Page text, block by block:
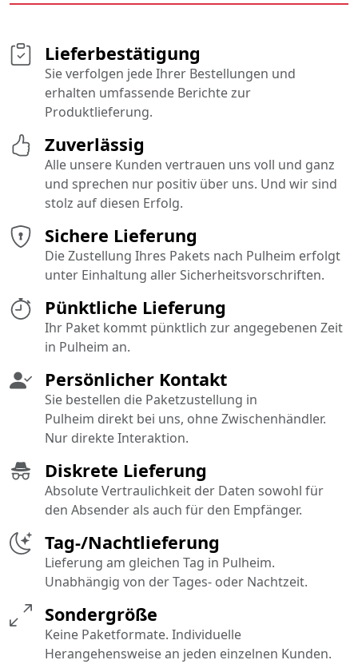
Pünktliche Lieferung
Ihr Paket kommt pünktlich zur angegebenen Zeit
in Pulheim an.
Sichere Lieferung
Die Zustellung Ihres Pakets nach Pulheim erfolgt
unter Einhaltung aller Sicherheitsvorschriften.
Diskrete Lieferung
Absolute Vertraulichkeit der Daten sowohl für
den Absender als auch für den Empfänger.
Tag-/Nachtlieferung
Lieferung am gleichen Tag in Pulheim.
Unabhängig von der Tages- oder Nachtzeit.
Persönlicher Kontakt
Sie bestellen die Paketzustellung in
Pulheim direkt bei uns, ohne Zwischenhändler.
Nur direkte Interaktion.
Sondergröße
Keine Paketformate. Individuelle
Herangehensweise an jeden einzelnen Kunden.
Lieferbestätigung
Sie verfolgen jede Ihrer Bestellungen und
erhalten umfassende Berichte zur
Produktlieferung.
Zuverlässig
Alle unsere Kunden vertrauen uns voll und ganz
und sprechen nur positiv über uns. Und wir sind
stolz auf diesen Erfolg.